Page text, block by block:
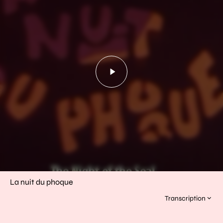
Lancer la vidéo - La
La nuit du phoque
Transcription